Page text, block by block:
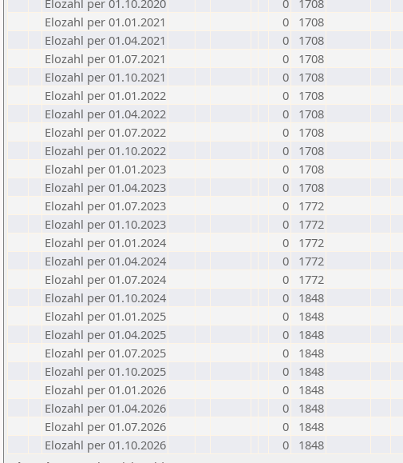
Elozahl per 01.10.2020
0
1708
Elozahl per 01.01.2021
0
1708
Elozahl per 01.04.2021
0
1708
Elozahl per 01.07.2021
0
1708
Elozahl per 01.10.2021
0
1708
Elozahl per 01.01.2022
0
1708
Elozahl per 01.04.2022
0
1708
Elozahl per 01.07.2022
0
1708
Elozahl per 01.10.2022
0
1708
Elozahl per 01.01.2023
0
1708
Elozahl per 01.04.2023
0
1708
Elozahl per 01.07.2023
0
1772
Elozahl per 01.10.2023
0
1772
Elozahl per 01.01.2024
0
1772
Elozahl per 01.04.2024
0
1772
Elozahl per 01.07.2024
0
1772
Elozahl per 01.10.2024
0
1848
Elozahl per 01.01.2025
0
1848
Elozahl per 01.04.2025
0
1848
Elozahl per 01.07.2025
0
1848
Elozahl per 01.10.2025
0
1848
Elozahl per 01.01.2026
0
1848
Elozahl per 01.04.2026
0
1848
Elozahl per 01.07.2026
0
1848
Elozahl per 01.10.2026
0
1848